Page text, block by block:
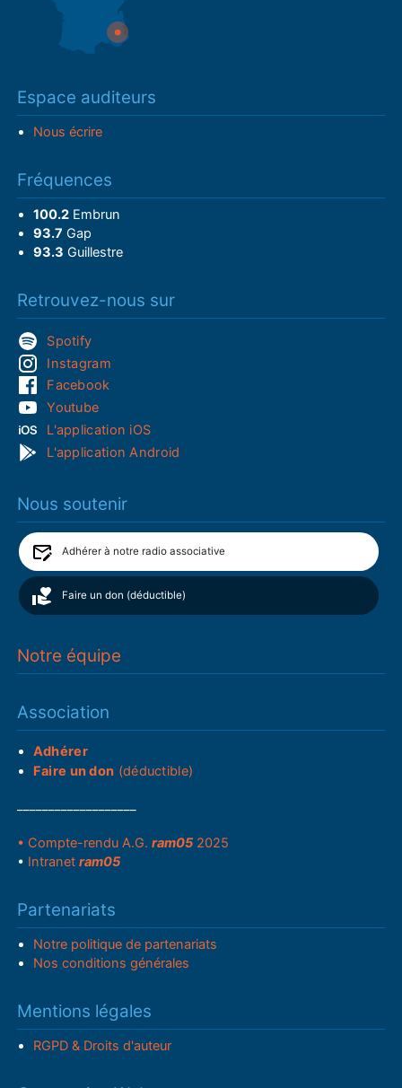
Espace auditeurs
Nous écrire
Fréquences
100.2Embrun
93.7 Gap
93.3 Guillestre
Retrouvez-nous sur
Spotify
Instagram
Facebook
Youtube
L'application iOS
L'application Android
Nous soutenir
Adhérer à notre radio associative
Faire un don (déductible)
Notre équipe
Association
Adhérer
Faire un don (déductible)
• Compte-rendu A.G.ram05 2025
• Intranetram05
Partenariats
Notre politique de partenariats
Nos conditions générales
Mentions légales
RGPD & Droits d'auteur